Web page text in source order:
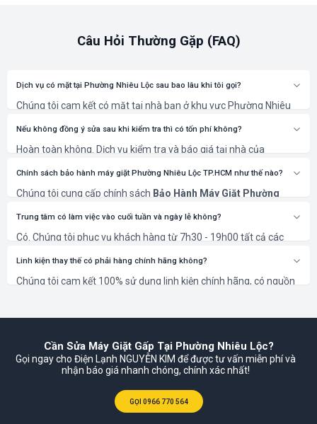
Câu Hỏi Thường Gặp (FAQ)
Dịch vụ có mặt tại Phường Nhiêu Lộc sau bao lâu khi tôi gọi?
Chúng tôi cam kết có mặt tại nhà bạn ở khu vực Phường Nhiêu
hẹn.
Nếu không đồng ý sửa sau khi kiểm tra thì có tốn phí không?
Hoàn toàn không. Dịch vụ kiểm tra và báo giá tại nhà của
phương án và chi phí sửa chữa.
Chính sách bảo hành máy giặt Phường Nhiêu Lộc TP.HCM như thế nào?
Chúng tôi cung cấp chính sách Bảo Hành Máy Giặt Phường
hạng mục sửa chữa và linh kiện thay thế. Thời gian cụ thể sẽ
Trung tâm có làm việc vào cuối tuần và ngày lễ không?
Có. Chúng tôi phục vụ khách hàng từ 7h30 - 19h00 tất cả các
đáp ứng nhu cầu cấp thiết của bạn.
Linh kiện thay thế có phải hàng chính hãng không?
Chúng tôi cam kết 100% sử dụng linh kiện chính hãng, có nguồn
Cần Sửa Máy Giặt Gấp Tại Phường Nhiêu Lộc?
Gọi ngay cho Điện Lạnh NGUYỄN KIM để được tư vấn miễn phí và
nhận báo giá nhanh chóng, chính xác nhất!
GỌI 0966 770 564